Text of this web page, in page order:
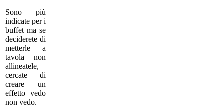
Sono più
indicate per i
buffet ma se
deciderete di
metterle a
tavola non
allineatele,
cercate di
creare un
effetto vedo
non vedo.